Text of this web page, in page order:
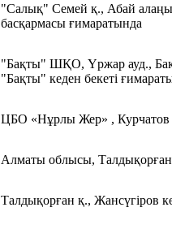
"Салық" Семей қ., Абай алаңы
басқармасы ғимаратында
"Бақты" ШҚО, Үржар ауд.,
"Бақты" кеден бекеті
ЦБО «Нұрлы Жер» , Курчатов
Алматы облысы,
Талдықорған қ., Жансүгіров